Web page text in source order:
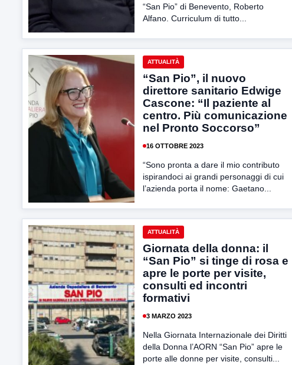
“San Pio” di Benevento, Roberto
Alfano. Curriculum di tutto...
ATTUALITÀ
“San Pio”, il nuovo
direttore sanitario Edwige
Cascone: “Il paziente al
centro. Più comunicazione
nel Pronto Soccorso”
16 OTTOBRE 2023
“Sono pronta a dare il mio contributo
ispirandoci ai grandi personaggi di cui
l’azienda porta il nome: Gaetano...
ATTUALITÀ
Giornata della donna: il
“San Pio” si tinge di rosa e
apre le porte per visite,
consulti ed incontri
formativi
3 MARZO 2023
Nella Giornata Internazionale dei Diritti
della Donna l’AORN “San Pio” apre le
porte alle donne per visite, consulti...